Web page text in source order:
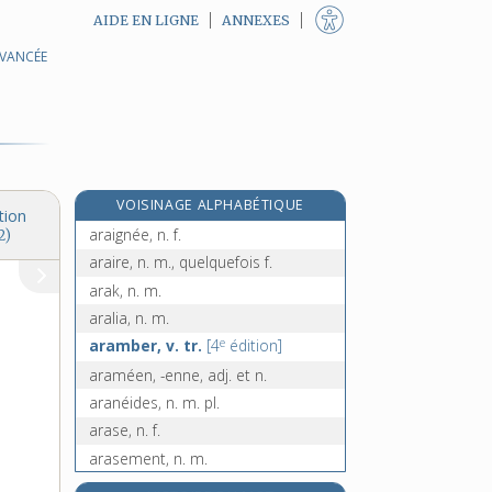
AIDE EN LIGNE ANNEXES
VOISINAGE ALPHABÉTIQUE
aragonite, n. f.
araignée, n. f.
araire, n. m., quelquefois f.
arak, n. m.
aralia, n. m.
aramber, v. tr. [4e édition]
araméen, -enne, adj. et n.
aranéides, n. m. pl.
arase, n. f.
arasement, n. m.
araser, v. tr.